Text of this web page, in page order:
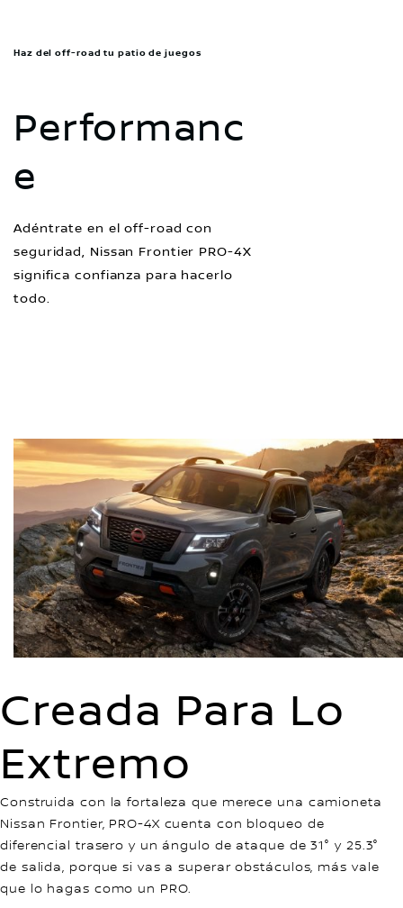
Performanc
e
Haz del off-road tu patio de juegos
Adéntrate en el off-road con
seguridad, Nissan Frontier PRO-4X
significa confianza para hacerlo
todo.
Creada Para Lo
Extremo
Construida con la fortaleza que merece una camioneta
Nissan Frontier, PRO-4X cuenta con bloqueo de
diferencial trasero y un ángulo de ataque de 31° y 25.3°
de salida, porque si vas a superar obstáculos, más vale
que lo hagas como un PRO.